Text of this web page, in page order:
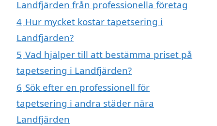
Landfjärden från professionella företag
4 Hur mycket kostar tapetsering i
Landfjärden?
5 Vad hjälper till att bestämma priset på
tapetsering i Landfjärden?
6 Sök efter en professionell för
tapetsering i andra städer nära
Landfjärden